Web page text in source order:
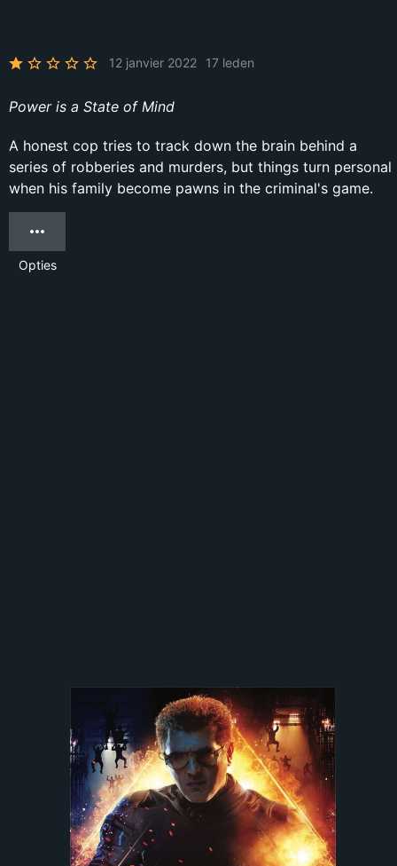
12 janvier 2022 17 leden
Power is a State of Mind
A honest cop tries to track down the brain behind a
series of robberies and murders, but things turn personal
when his family become pawns in the criminal's game.
Opties